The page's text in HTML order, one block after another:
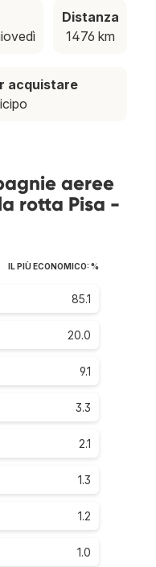
Distanza
1476 km
acquistare
aeree
rotta Pisa -
IL PIÙ ECONOMICO: %
85.1
20.0
9.1
3.3
2.1
1.3
1.2
1.0